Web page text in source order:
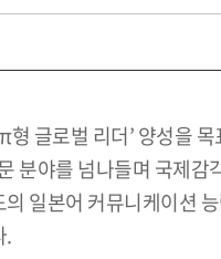
글로벌 리더’ 양성을
분야를 넘나들며 국제
일본어 커뮤니케이션
.